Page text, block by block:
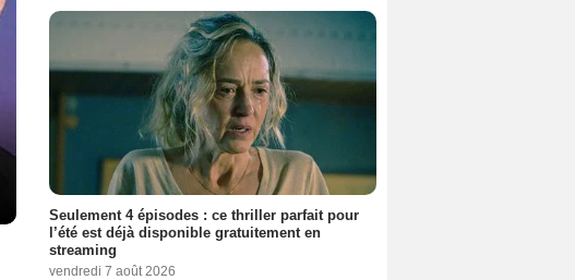
Seulement 4 épisodes : ce thriller parfait pour
l’été est déjà disponible gratuitement en
streaming
vendredi 7 août 2026